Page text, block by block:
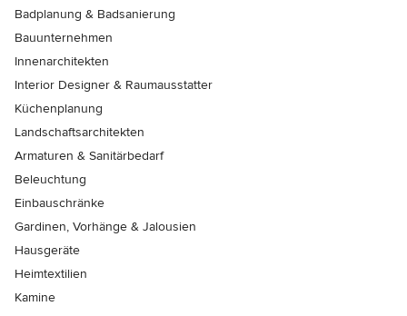
Badplanung & Badsanierung
Bauunternehmen
Innenarchitekten
Interior Designer & Raumausstatter
Küchenplanung
Landschaftsarchitekten
Armaturen & Sanitärbedarf
Beleuchtung
Einbauschränke
Gardinen, Vorhänge & Jalousien
Hausgeräte
Heimtextilien
Kamine